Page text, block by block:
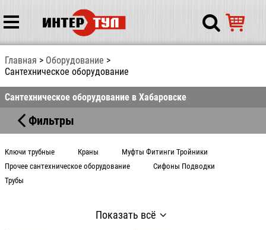
Главная
Оборудование
Сантехническое оборудование
Сантехническое оборудование в Хабаровске
Фильтры
Ключи трубные Краны
Муфты Фитинги Тройники
Прочее сантехническое оборудование
Сифоны Подводки
Трубы
Показать всё